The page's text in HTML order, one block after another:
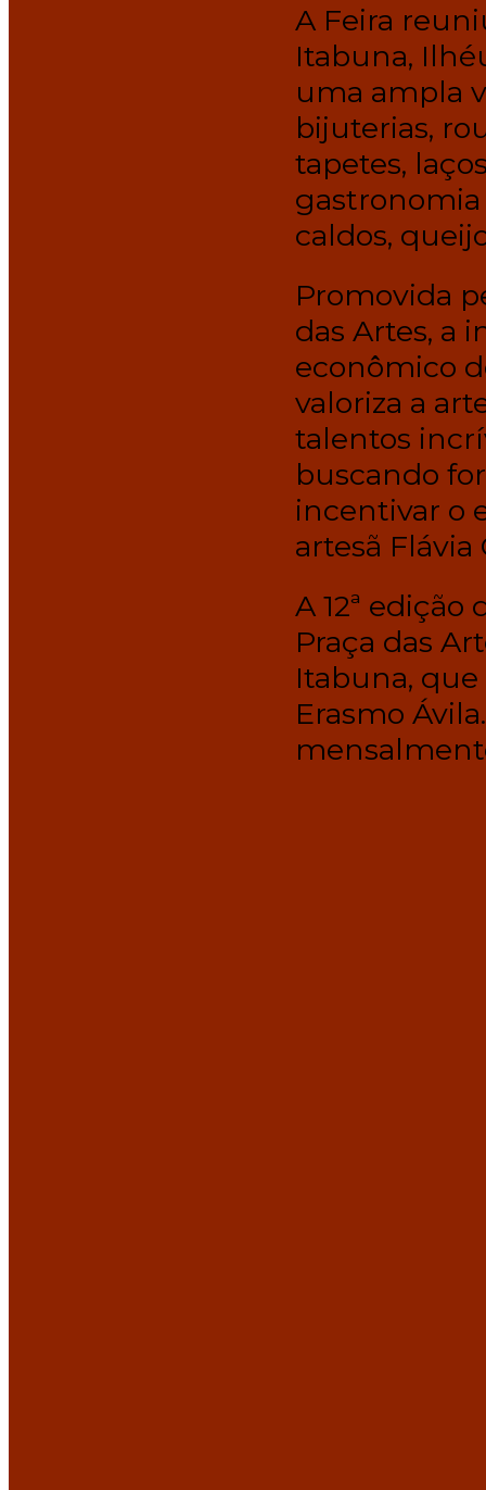
A Feira
Itabuna,
uma ampla
bijuterias,
tapetes,
gastronomia
caldos,
Promovida
das Artes, a
econômico
valoriza a
talentos
buscando
incentivar o
artesã Flávia
A 12ª
Praça das
Itabuna, que
Erasmo